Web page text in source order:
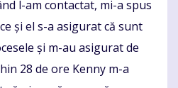
l-am contactat, mi-a spus
și el s-a asigurat că sunt
și m-au asigurat de
28 de ore Kenny m-a